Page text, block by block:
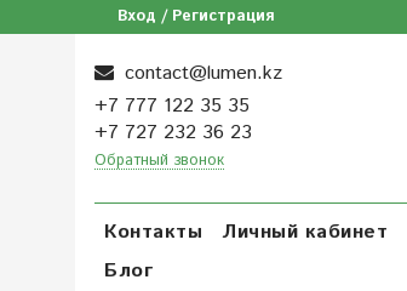
Вход / Регистрация
contact@lumen.kz
+7 777 122 35 35
+7 727 232 36 23
Обратный звонок
Контакты Личный кабинет
Блог